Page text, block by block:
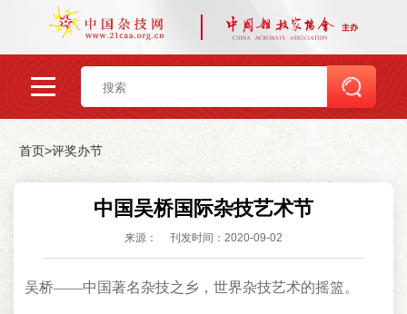
首页>评奖办节
中国吴桥国际杂技艺术节
来源： 刊发时间：2020-09-02
吴桥——中国著名杂技之乡，世界杂技艺术的摇篮。